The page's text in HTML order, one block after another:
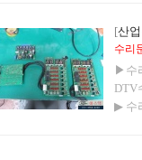
[산
수리
▶수
DTV
▶ 수